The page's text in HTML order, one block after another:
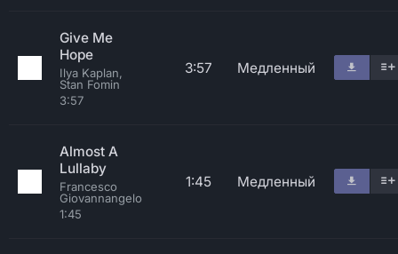
Give Me
Hope
Ilya Kaplan,
Stan Fomin
3:57
3:57 Медленный
Almost A
Lullaby
Francesco
Giovannangelo
1:45
1:45 Медленный